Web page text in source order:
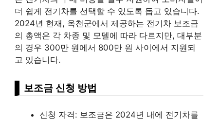
더 쉽게 전기차를 선택할 수 있도록 돕고 있습니다.
2024년 현재, 옥천군에서 제공하는 전기차 보조금
의 총액은 각 차종 및 모델에 따라 다르지만, 대부분
의 경우 300만 원에서 800만 원 사이에서 지원되
고 있습니다.
보조금 신청 방법
신청 자격: 보조금은 2024년 내에 전기차를